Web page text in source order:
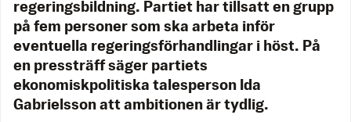
regeringsbildning. Partiet har tillsatt en grupp
på fem personer som ska arbeta inför
eventuella regeringsförhandlingar i höst. På
en pressträff säger partiets
ekonomiskpolitiska talesperson Ida
Gabrielsson att ambitionen är tydlig.